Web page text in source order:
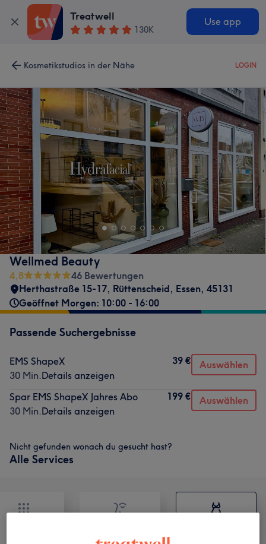
Treatwell
130K
Use app
Kosmetikstudios in der Nähe LOGIN
Wellmed Beauty
4,8
46 Bewertungen
Herthastraße 15-17, Rüttenscheid, Essen, 45131
Geöffnet Morgen: 10:00 - 16:00
Passende Suchergebnisse
EMS ShapeX
30 Min.Details anzeigen
39 € Auswählen
Spar EMS ShapeX Jahres Abo
30 Min.Details anzeigen
199 € Auswählen
Nicht gefunden wonach du gesucht hast?
Alle Services